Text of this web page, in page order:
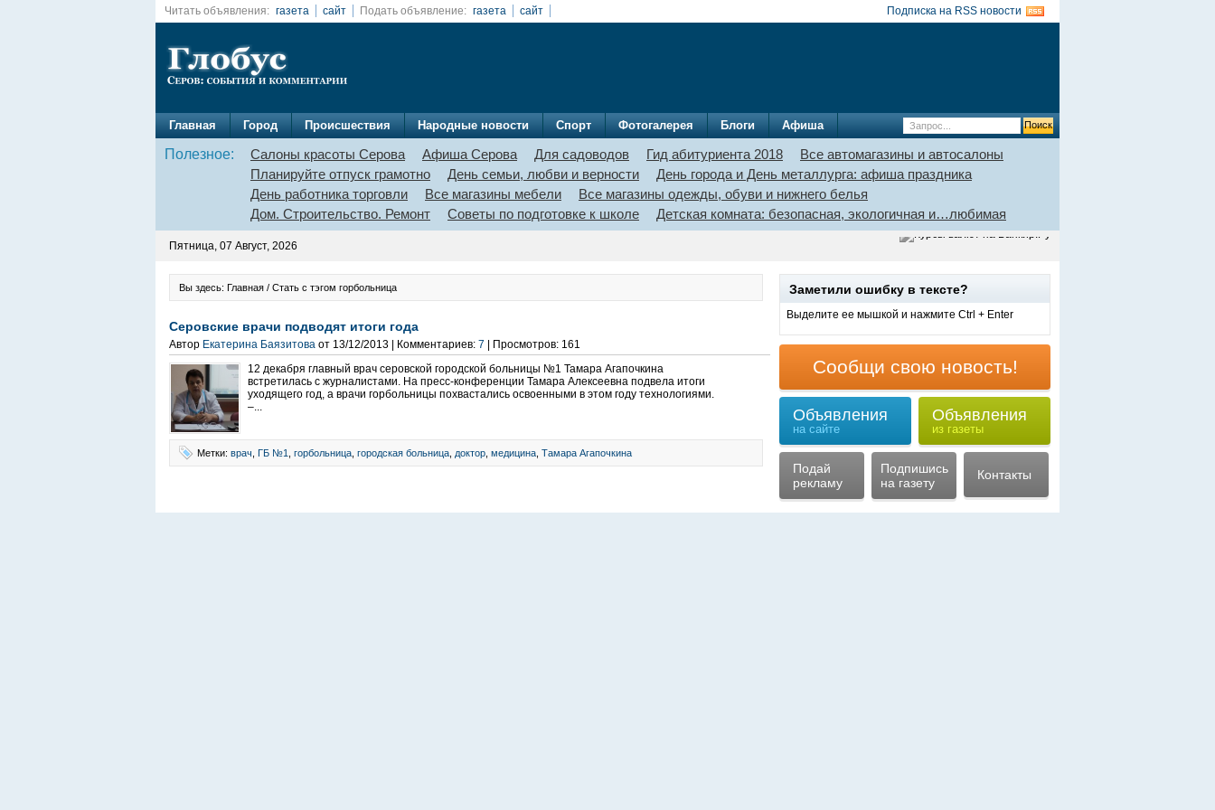
Читать объявления: газета сайт Подать объявление: газета сайт Подписка на RSS новости
Главная Город Происшествия Народные новости Спорт Фотогалерея Блоги Афиша
Полезное: Салоны красоты Серова Афиша Серова Для садоводов Гид абитуриента 2018
Все автомагазины и автосалоны
Планируйте отпуск грамотно
День семьи, любви и верности
День города и День металлурга: афиша праздника
День работника торговли
Все магазины мебели
Все магазины одежды, обуви и нижнего белья
Дом. Строительство. Ремонт
Советы по подготовке к школе Детская комната: безопасная, экологичная и…любимая
Пятница, 07 Август, 2026
Вы здесь: Главная / Стать с тэгом горбольница
Серовские врачи подводят итоги года
Автор Екатерина Баязитова от 13/12/2013 | Комментариев: 7 | Просмотров: 161
12 декабря главный врач серовской городской больницы №1 Тамара Агапочкина
встретилась с журналистами. На пресс-конференции Тамара Алексеевна подвела итоги
уходящего год, а врачи горбольницы похвастались освоенными в этом году технологиями.
–...
Метки: врач ГБ №1 горбольница городская больница доктор медицина Тамара Агапочкина
Заметили ошибку в тексте?
Выделите ее мышкой и нажмите Ctrl + Enter
Сообщи свою новость!
Объявления
на сайте
Объявления
из газеты
Подай
рекламу
Подпишись
на газету
Контакты